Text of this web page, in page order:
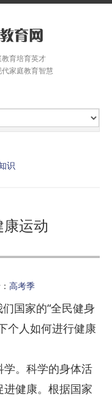
育培育英才
家庭教育智慧
识
运动
高考季
国家的“全民健身
个人如何进行健康
。科学的身体活
健康。根据国家